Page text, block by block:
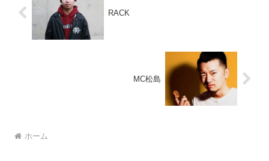
RACK
MC松島
ホーム